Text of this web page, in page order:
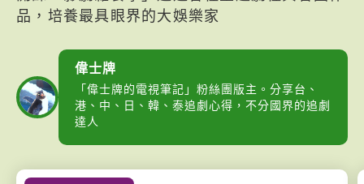
品，培養最具眼界的大娛樂家
偉士牌
「偉士牌的電視筆記」粉絲團版主。分享台、
港、中、日、韓、泰追劇心得，不分國界的追劇
達人